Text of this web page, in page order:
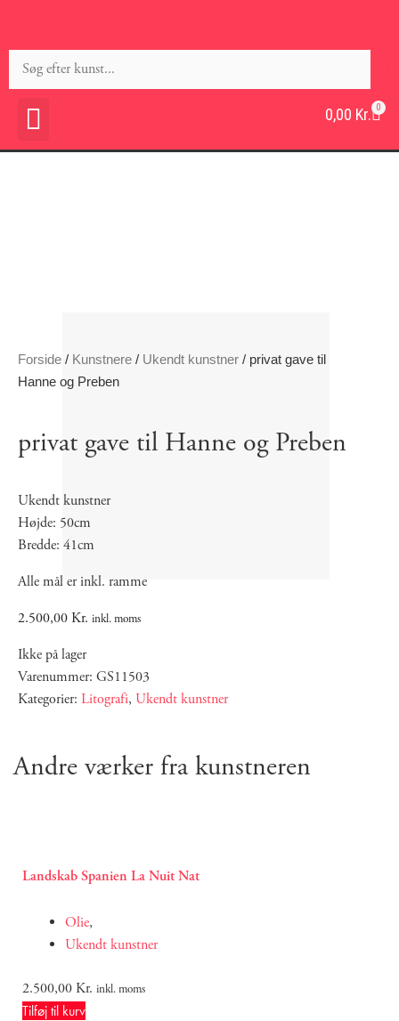
0,00 Kr. 0
Forside / Kunstnere / Ukendt kunstner / privat gave til
Hanne og Preben
privat gave til Hanne og Preben
Ukendt kunstner
Højde: 50cm
Bredde: 41cm
Alle mål er inkl. ramme
2.500,00Kr. inkl. moms
Ikke på lager
Varenummer: GS11503
Kategorier: Litografi, Ukendt kunstner
Andre værker fra kunstneren
Landskab Spanien La Nuit Nat
Olie,
Ukendt kunstner
2.500,00Kr. inkl. moms
Tilføj til kurv